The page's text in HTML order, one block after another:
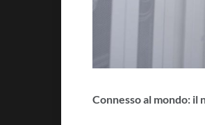
Connesso al mondo: